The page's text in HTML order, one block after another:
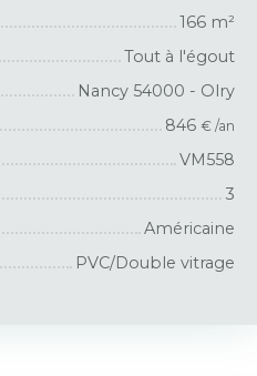
166 m²
Tout à l'égout
Nancy 54000 - Olry
846 € /an
VM558
3
Américaine
PVC/Double vitrage